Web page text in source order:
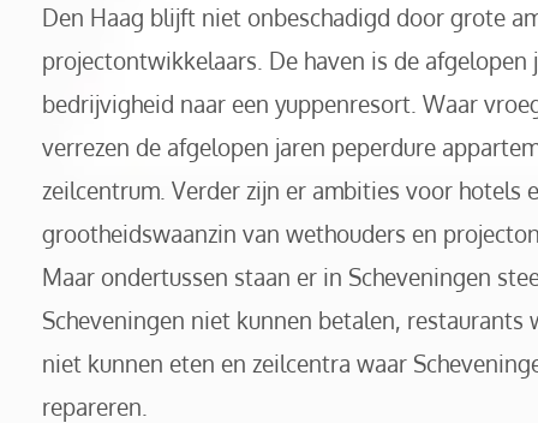
Den Haag blijft niet onbeschadigd door grote
projectontwikkelaars. De haven is de
bedrijvigheid naar een yuppenresort. Waar
verrezen de afgelopen jaren peperdure
zeilcentrum. Verder zijn er ambities voor hotels
grootheidswaanzin van wethouders en
Maar ondertussen staan er in Scheveningen
Scheveningen niet kunnen betalen, restaurants
niet kunnen eten en zeilcentra waar
repareren.